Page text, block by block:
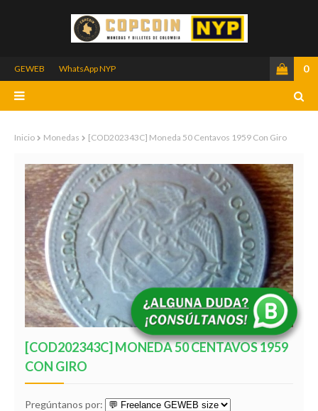
GEWEB WhatsApp NYP 0
Inicio Monedas [COD202343C] Moneda 50 Centavos 1959 Con Giro
[COD202343C] MONEDA 50 CENTAVOS 1959
CON GIRO
Pregúntanos por: